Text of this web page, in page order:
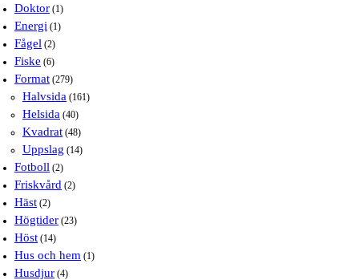
Doktor (1)
Energi (1)
Fågel (2)
Fiske (6)
Format (279)
Halvsida (161)
Helsida (40)
Kvadrat (48)
Uppslag (14)
Fotboll (2)
Friskvård (2)
Häst (2)
Högtider (23)
Höst (14)
Hus och hem (1)
Husdjur (4)